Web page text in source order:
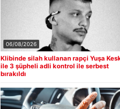
06/08/2026
Klibinde silah kullanan rapçi Yuşa
ile 3 şüpheli adli kontrol ile serbest
bırakıldı